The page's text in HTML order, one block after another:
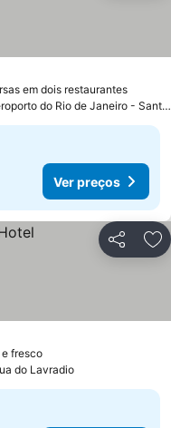
em dois restaurantes
a 2.1 km de Aeroporto do Rio de Janeiro - Santos Dumont
Ver preços
Partilhar
fresco
do Lavradio